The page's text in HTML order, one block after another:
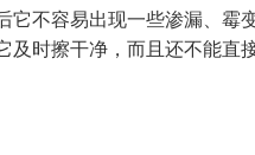
它不容易出现一些渗漏、霉
及时擦干净，而且还不能直